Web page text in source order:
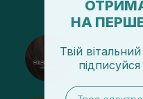
Подписаться
НА
Твій
підписуйся
email